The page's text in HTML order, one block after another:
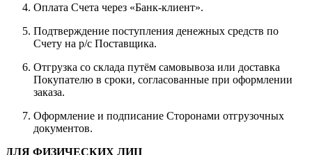
Оплата Счета через «Банк-клиент».
Подтверждение поступления денежных средств по
Счету на р/с Поставщика.
Отгрузка со склада путём самовывоза или доставка
Покупателю в сроки, согласованные при оформлении
заказа.
Оформление и подписание Сторонами отгрузочных
документов.
ДЛЯ ФИЗИЧЕСКИХ ЛИЦ